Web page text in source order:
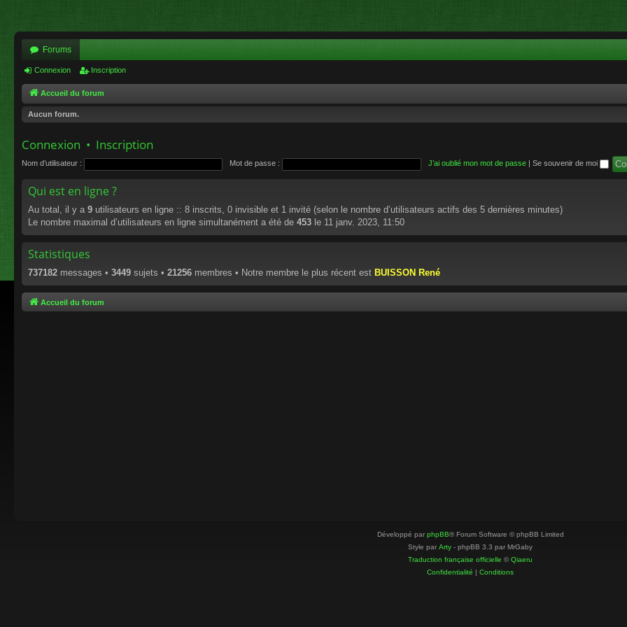
Forums
Connexion Inscription
Accueil du forum
Aucun forum.
Connexion • Inscription
Nom d’utilisateur : Mot de passe : J’ai oublié mon mot de passe Se souvenir de moi
Qui est en ligne ?
Au total, il y a 9 utilisateurs en ligne :: 8 inscrits, 0 invisible et 1 invité (selon le nombre d’utilisateurs actifs des 5 dernières minutes)
Le nombre maximal d’utilisateurs en ligne simultanément a été de 453 le 11 janv. 2023, 11:50
Statistiques
737182 messages • 3449 sujets • 21256 membres • Notre membre le plus récent est BUISSON René
Accueil du forum
Développé par phpBB® Forum Software © phpBB Limited
Style par Arty - phpBB 3.3 par MrGaby
Traduction française officielle ©Qiaeru
Confidentialité | Conditions